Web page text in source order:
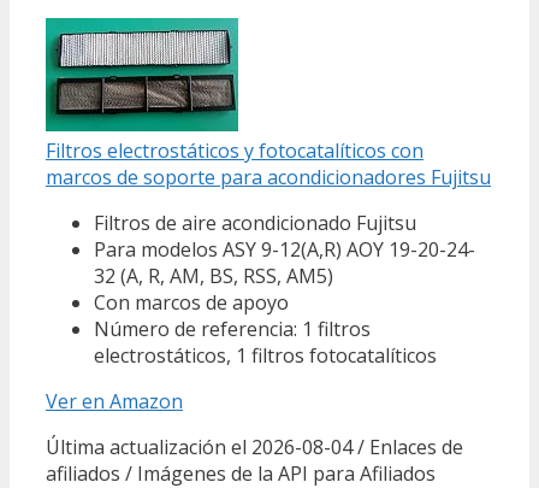
Filtros electrostáticos y fotocatalíticos con
marcos de soporte para acondicionadores Fujitsu
Filtros de aire acondicionado Fujitsu
Para modelos ASY 9-12(A,R) AOY 19-20-24-
32 (A, R, AM, BS, RSS, AM5)
Con marcos de apoyo
Número de referencia: 1 filtros
electrostáticos, 1 filtros fotocatalíticos
Ver en Amazon
Última actualización el 2026-08-04 / Enlaces de
afiliados / Imágenes de la API para Afiliados